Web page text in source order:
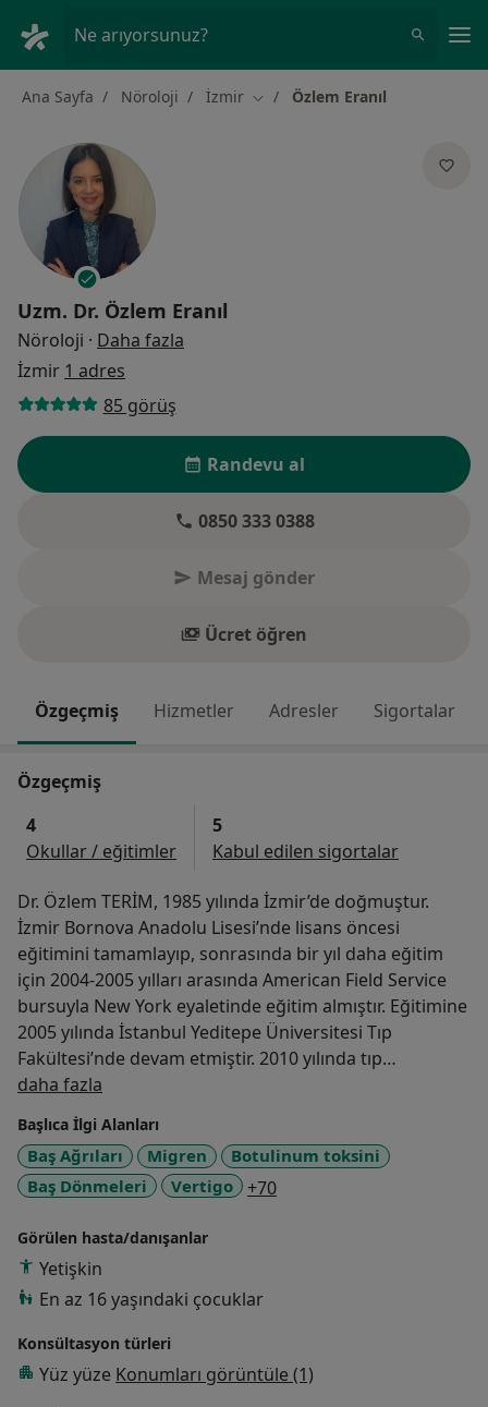
Ne arıyorsunuz?
Ana Sayfa Nöroloji İzmir Şehir değiştir
Özlem Eranıl
Uzm. Dr. Özlem Eranıl
Nöroloji · Daha fazla
İzmir 1 adres
85 görüş
Randevu al
0850 333 0388
Mesaj gönder
Ücret öğren
Özgeçmiş Hizmetler Adresler Sigortalar
Özgeçmiş
4
Okullar / eğitimler
5
Kabul edilen sigortalar
Dr. Özlem TERİM, 1985 yılında İzmir’de doğmuştur.
İzmir Bornova Anadolu Lisesi’nde lisans öncesi
eğitimini tamamlayıp, sonrasında bir yıl daha eğitim
için 2004-2005 yılları arasında American Field Service
bursuyla New York eyaletinde eğitim almıştır. Eğitimine
2005 yılında İstanbul Yeditepe Üniversitesi Tıp
Fakültesi’nde devam etmiştir. 2010 yılında tıp
fakültesinden yüksek onur derecesi ile mezun
olmuştur. 2011-2015 yılları arasında nöroloji ihtisas
eğitimini İstanbul Yeditepe Üniversitesi’nde amalamış
ve uzman doktor unvanını almıştır. Uzmanlık sonrası
devlet hizmet yükümlülük görevini Manisa Merkez
Türk Tabipler Birliği, Türk Nöroloji Derneği üyeliği
bulunan Dr. Özlem TERİM, meslek ve eğitim hayatı
kongre katılımı,sözlü ve yazılı yayını mevcuttur.
Uluslararası burslu olarak katılım gösterdiğiBaltık
daha fazla
Başlıca İlgi Alanları
Baş Ağrıları Migren
Botulinum toksini
Baş Dönmeleri
Vertigo +70a11y_sr_more_diseases
Görülen hasta/danışanlar
Yetişkin
En az 16 yaşındaki çocuklar
Konsültasyon türleri
Yüz yüze Konumları görüntüle (1)